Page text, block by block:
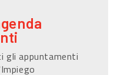
gli appuntamenti